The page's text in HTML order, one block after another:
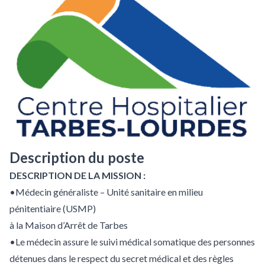
Description du poste
DESCRIPTION DE LA MISSION :
•Médecin généraliste – Unité sanitaire en milieu
pénitentiaire (USMP)
à la Maison d’Arrêt de Tarbes
•Le médecin assure le suivi médical somatique des personnes
détenues dans le respect du secret médical et des règles